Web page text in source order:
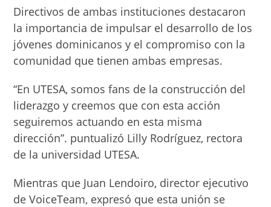
Directivos de ambas instituciones destacaron
la importancia de impulsar el desarrollo de los
jóvenes dominicanos y el compromiso con la
comunidad que tienen ambas empresas.
“En UTESA, somos fans de la construcción del
liderazgo y creemos que con esta acción
seguiremos actuando en esta misma
dirección”. puntualizó Lilly Rodríguez, rectora
de la universidad UTESA.
Mientras que Juan Lendoiro, director ejecutivo
de VoiceTeam, expresó que esta unión se